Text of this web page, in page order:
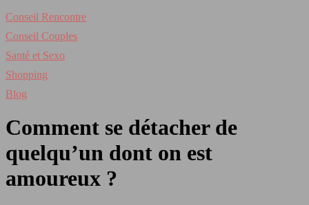
Conseil Rencontre
Conseil Couples
Santé et Sexo
Shopping
Blog
Comment se détacher de
quelqu’un dont on est
amoureux ?